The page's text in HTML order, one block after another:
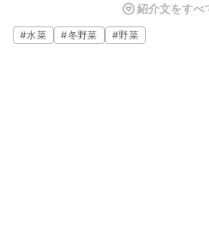
品です。ぜひ作ってみてくださいね。
紹介文をすべ
#水菜 #冬野菜 #野菜